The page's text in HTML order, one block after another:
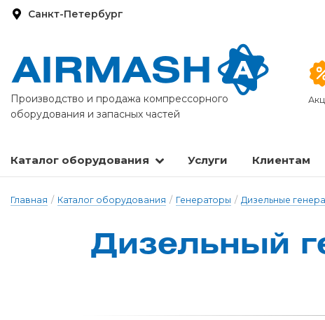
Санкт-Петербург
Производство и продажа компрессорного
оборудования и запасных частей
Каталог оборудования Услуги Клиентам
Главная / Каталог оборудования / Генераторы / Дизельные
Дизельный